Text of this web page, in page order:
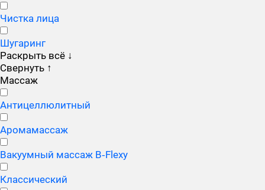
Чистка лица
Шугаринг
Раскрыть всё ↓
Свернуть ↑
Массаж
Антицеллюлитный
Аромамассаж
Вакуумный массаж B‑Flexy
Классический